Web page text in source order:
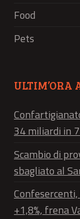
Food
Pets
ULTIM’ORA
34 miliardi in
Scambio di
sbagliato al
+1,8%, frena